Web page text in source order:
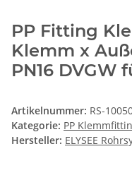
PP Fitting
Klemm x
PN16 DVGW
Artikelnummer: RS-
Kategorie: PP
Hersteller: ELYSEE